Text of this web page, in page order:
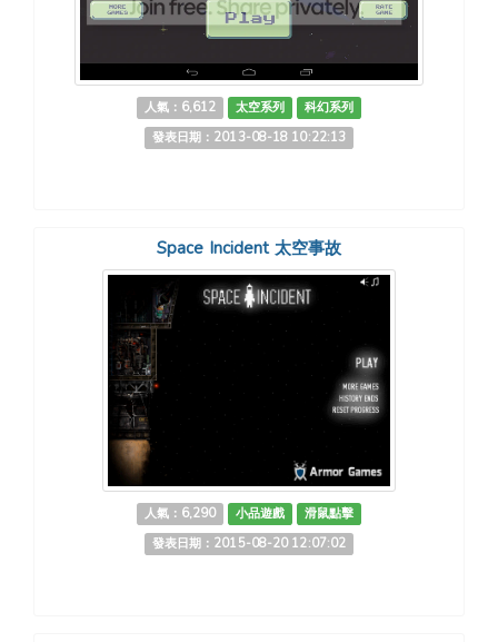
人氣：6,612 太空系列
科幻系列
發表日期：2013-08-18 10:22:13
Space Incident 太空事故
人氣：6,290 小品遊戲
滑鼠點擊
發表日期：2015-08-20 12:07:02